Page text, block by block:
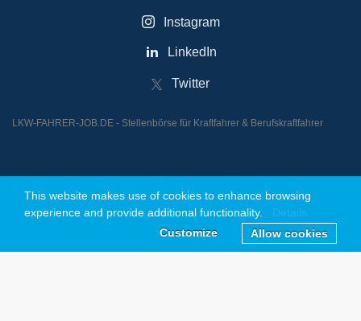
Instagram
LinkedIn
Twitter
LKW-FAHRER-JOB.DE - Stellenbörse für Kraftfahrer & Berufskraftfahrer
© 2026 Powered by JOBREAKTOR UG (Haftungsbeschränkt)
This website makes use of cookies to enhance browsing
experience and provide additional functionality.
Details
Allow cookies
Customize